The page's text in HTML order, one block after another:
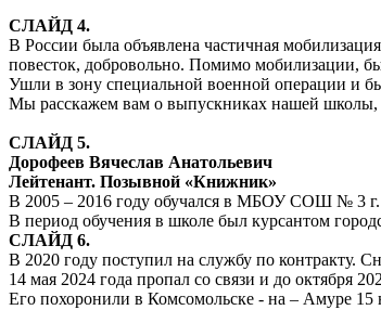
СЛАЙД 4.
В России была объявлена частичная
повесток, добровольно. Помимо мобилизации,
Ушли в зону специальной военной операции и
Мы расскажем вам о выпускниках нашей
СЛАЙД 5.
Дорофеев Вячеслав Анатольевич
Лейтенант. Позывной «Книжник»
В 2005 – 2016 году обучался в МБОУ СОШ № 3
В период обучения в школе был курсантом
СЛАЙД 6.
В 2020 году поступил на службу по контракту.
14 мая 2024 года пропал со связи и до октября
Его похоронили в Комсомольске - на – Амуре 15